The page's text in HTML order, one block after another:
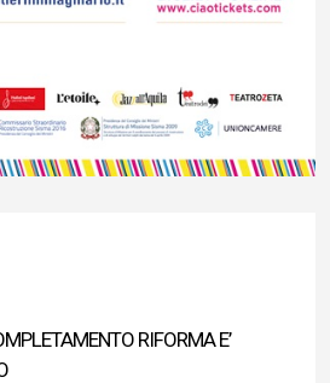
RIFORMA E’